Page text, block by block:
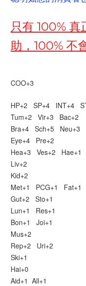
只有 100% 真
助，100% 不
COO+3
HP+2 SP+4 INT+4
Tum+2 Vir+3 Bac+2
Bra+4 Sch+5 Neu+3
Eye+4 Pre+2
Hea+3 Ves+2 Hae+1
Liv+2
Kid+2
Met+1 PCG+1 Fat+1
Gut+2 Sto+1
Lun+1 Res+1
Bon+1 Joi+1
Mus+2
Rep+2 Uri+2
Ski+1
Hai+0
Aid+1 All+1